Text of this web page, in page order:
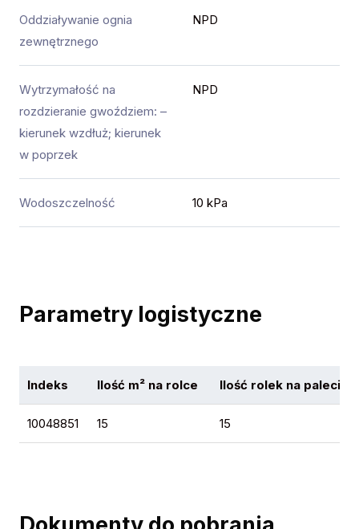
Oddziaływanie ognia
zewnętrznego
NPD
Wytrzymałość na
rozdzieranie gwoździem: –
kierunek wzdłuż; kierunek
w poprzek
NPD
Wodoszczelność 10 kPa
Parametry logistyczne
Indeks Ilość m² na rolce Ilość rolek na palecie
10048851 15 15